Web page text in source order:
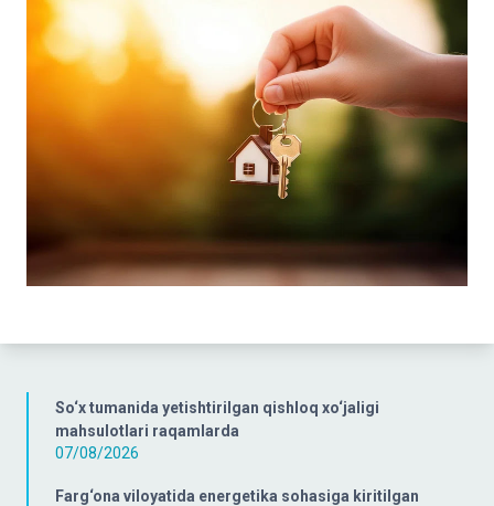
So‘x tumanida yetishtirilgan qishloq xo‘jaligi
mahsulotlari raqamlarda
07/08/2026
Farg‘ona viloyatida energetika sohasiga kiritilgan